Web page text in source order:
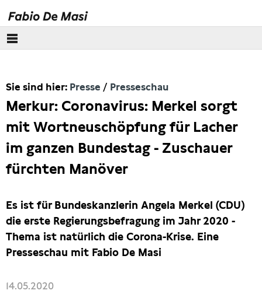
Europäisches Parlament
Themen
Presse
Interviews
Artikel
Sie sind hier: Presse Presseschau
Merkur: Coronavirus: Merkel sorgt
mit Wortneuschöpfung für Lacher
im ganzen Bundestag - Zuschauer
fürchten Manöver
Es ist für Bundeskanzlerin Angela Merkel (CDU)
die erste Regierungsbefragung im Jahr 2020 -
Thema ist natürlich die Corona-Krise. Eine
Presseschau mit Fabio De Masi
14.05.2020